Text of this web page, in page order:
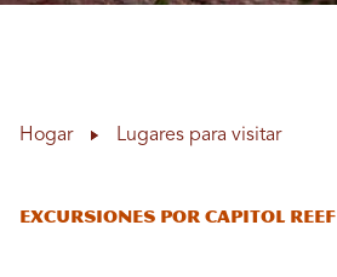
Hogar Lugares para visitar
Excursiones por Capitol Reef